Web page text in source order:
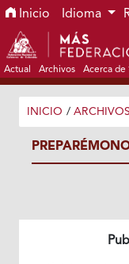
Ir al menú de
Ir al contenido
Ir al pie de página
Inicio Idioma
Actual Archivos Acerca de
INICIO / ARCHIVOS